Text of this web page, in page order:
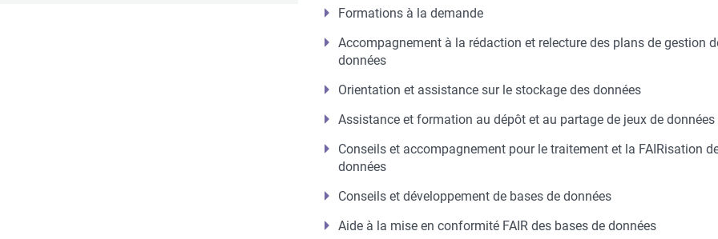
Formations à la demande
Accompagnement à la rédaction et relecture des plans de gestion
données
Orientation et assistance sur le stockage des données
Assistance et formation au dépôt et au partage de jeux de données
Conseils et accompagnement pour le traitement et la FAIRisation
données
Conseils et développement de bases de données
Aide à la mise en conformité FAIR des bases de données